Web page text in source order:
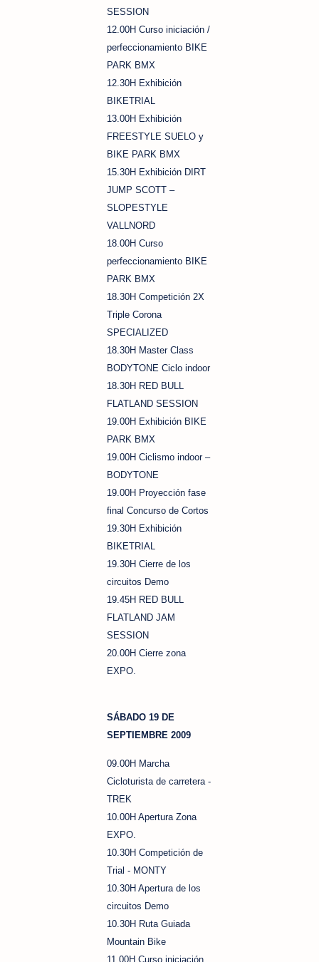
SESSION
12.00H Curso iniciación /
perfeccionamiento BIKE
PARK BMX
12.30H Exhibición
BIKETRIAL
13.00H Exhibición
FREESTYLE SUELO y
BIKE PARK BMX
15.30H Exhibición DIRT
JUMP SCOTT –
SLOPESTYLE
VALLNORD
18.00H Curso
perfeccionamiento BIKE
PARK BMX
18.30H Competición 2X
Triple Corona
SPECIALIZED
18.30H Master Class
BODYTONE Ciclo indoor
18.30H RED BULL
FLATLAND SESSION
19.00H Exhibición BIKE
PARK BMX
19.00H Ciclismo indoor –
BODYTONE
19.00H Proyección fase
final Concurso de Cortos
19.30H Exhibición
BIKETRIAL
19.30H Cierre de los
circuitos Demo
19.45H RED BULL
FLATLAND JAM
SESSION
20.00H Cierre zona
EXPO.
SÁBADO 19 DE
SEPTIEMBRE 2009
09.00H Marcha
Cicloturista de carretera -
TREK
10.00H Apertura Zona
EXPO.
10.30H Competición de
Trial - MONTY
10.30H Apertura de los
circuitos Demo
10.30H Ruta Guiada
Mountain Bike
11.00H Curso iniciación